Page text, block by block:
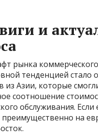
и
рынка
тенденцией стало
Азии, которые
соотношение
обслуживания.
на